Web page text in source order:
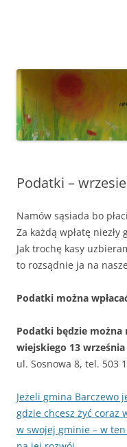
Podatki –
Namów sąsiada bo
Za każdą wpłatę
Jak trochę kasy
to rozsądnie ja na
Podatki można
Podatki będzie można
wiejskiego 13 września
ul. Sosnowa 8, tel. 503
Jeżeli gmina Barczewo
gdzie chcesz żyć coraz
w swojej gminie – w